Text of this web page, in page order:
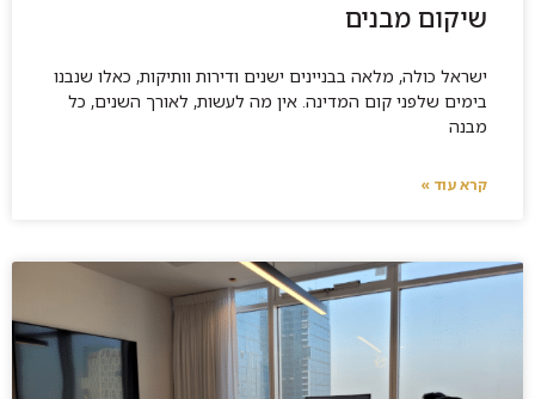
שיקום מבנים
ישראל כולה, מלאה בבניינים ישנים ודירות וותיקות, כאלו שנבנו
בימים שלפני קום המדינה. אין מה לעשות, לאורך השנים, כל
מבנה
קרא עוד »